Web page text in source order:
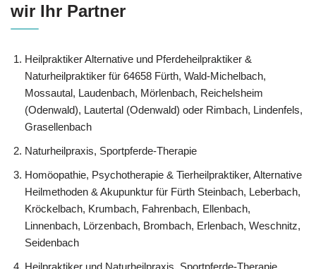
wir Ihr Partner
Heilpraktiker Alternative und Pferdeheilpraktiker &
Naturheilpraktiker für 64658 Fürth, Wald-Michelbach,
Mossautal, Laudenbach, Mörlenbach, Reichelsheim
(Odenwald), Lautertal (Odenwald) oder Rimbach, Lindenfels,
Grasellenbach
Naturheilpraxis, Sportpferde-Therapie
‎Homöopathie, ‎Psychotherapie & ‎Tierheilpraktiker, Alternative
Heilmethoden & Akupunktur für Fürth Steinbach, Leberbach,
Kröckelbach, Krumbach, Fahrenbach, Ellenbach,
Linnenbach, Lörzenbach, Brombach, Erlenbach, Weschnitz,
Seidenbach
Heilpraktiker und Naturheilpraxis, Sportpferde-Therapie,